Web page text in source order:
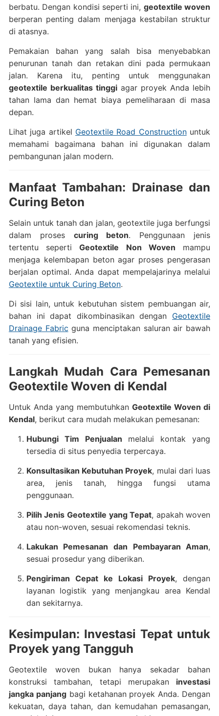
berbatu. Dengan kondisi seperti ini, geotextile woven
berperan penting dalam menjaga kestabilan struktur
di atasnya.
Pemakaian bahan yang salah bisa menyebabkan
penurunan tanah dan retakan dini pada permukaan
jalan. Karena itu, penting untuk menggunakan
geotextile berkualitas tinggiagar proyek Anda lebih
tahan lama dan hemat biaya pemeliharaan di masa
depan.
Lihat juga artikel Geotextile Road Constructionuntuk
memahami bagaimana bahan ini digunakan dalam
pembangunan jalan modern.
Manfaat Tambahan: Drainase dan
Curing Beton
Selain untuk tanah dan jalan, geotextile juga berfungsi
dalam proses curing beton. Penggunaan jenis
tertentu sepertiGeotextile Non Woven mampu
menjaga kelembapan beton agar proses pengerasan
berjalan optimal. Anda dapat mempelajarinya melalui
Geotextile untuk Curing Beton.
Di sisi lain, untuk kebutuhan sistem pembuangan air,
bahan ini dapat dikombinasikan dengan Geotextile
Drainage Fabric guna menciptakan saluran air bawah
tanah yang efisien.
Langkah Mudah Cara Pemesanan
Geotextile Woven di Kendal
Untuk Anda yang membutuhkanGeotextile Woven di
Kendal, berikut cara mudah melakukan pemesanan:
Hubungi Tim Penjualan melalui kontak yang
tersedia di situs penyedia terpercaya.
Konsultasikan Kebutuhan Proyek, mulai dari luas
area, jenis tanah, hingga fungsi utama
penggunaan.
Pilih Jenis Geotextile yang Tepat, apakah woven
atau non-woven, sesuai rekomendasi teknis.
Lakukan Pemesanan dan Pembayaran Aman,
sesuai prosedur yang diberikan.
Pengiriman Cepat ke Lokasi Proyek, dengan
layanan logistik yang menjangkau area Kendal
dan sekitarnya.
Kesimpulan: Investasi Tepat untuk
Proyek yang Tangguh
Geotextile woven bukan hanya sekadar bahan
konstruksi tambahan, tetapi merupakan investasi
jangka panjangbagi ketahanan proyek Anda. Dengan
kekuatan, daya tahan, dan kemudahan pemasangan,